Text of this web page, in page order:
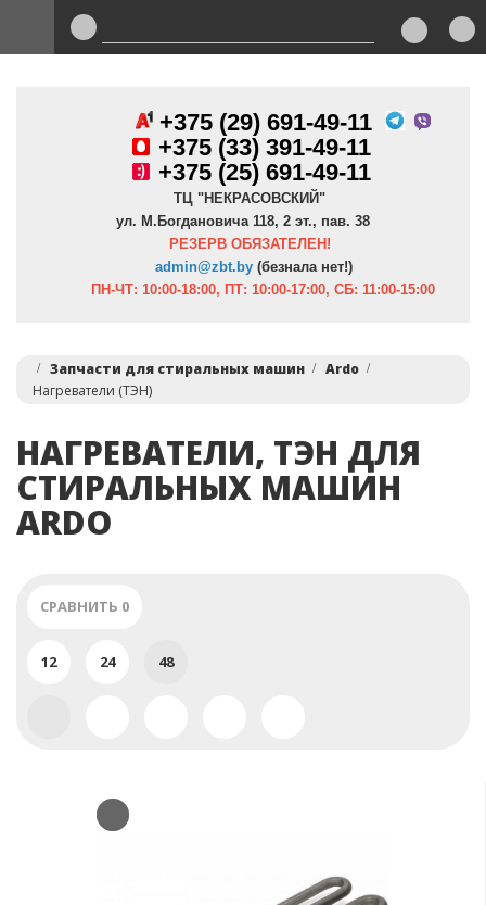
+375 (29) 691-49-11
+375 (33) 391-49-11
+375 (25) 691-49-11
ТЦ "НЕКРАСОВСКИЙ"
ул. М.Богдановича 118, 2 эт., пав. 38
РЕЗЕРВ ОБЯЗАТЕЛЕН!
admin@zbt.by (безнала нет!)
ПН-ЧТ: 10:00-18:00, ПТ: 10:00-17:00, СБ: 11:00-15:00
Запчасти для стиральных машин
Ardo
Нагреватели (ТЭН)
НАГРЕВАТЕЛИ, ТЭН ДЛЯ
СТИРАЛЬНЫХ МАШИН
ARDO
СРАВНИТЬ 0
12 24 48